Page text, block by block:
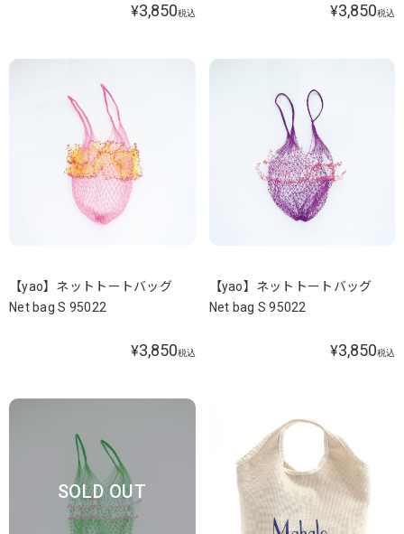
¥3,850税込 ¥3,850税込
【yao】ネットトートバッグ
Net bag S 95022
¥3,850税込
【yao】ネットトートバッグ
Net bag S 95022
¥3,850税込
SOLD OUT